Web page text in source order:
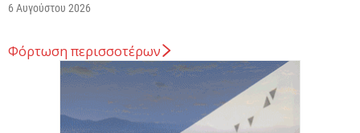
6 Αυγούστου 2026
Άνοιξε η πλατφόρμα για ενισχύσεις de minimis
ύψους 24,6 εκατ. ευρώ σε παραγωγούς
Φόρτωση περισσοτέρων